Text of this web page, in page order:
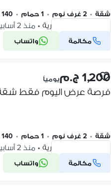
شقة • 2 غرف نوم • 1 حمام • 140 م٢
ميامي، الإسكندرية • منذ 2 أسابيع
مكالمة واتساب شركة موثقة
1,200 ج.م يومياً
شقة • 2 غرف نوم • 1 حمام • 140 م٢
ميامي، الإسكندرية • منذ 2 أسابيع
مكالمة واتساب شركة موثقة